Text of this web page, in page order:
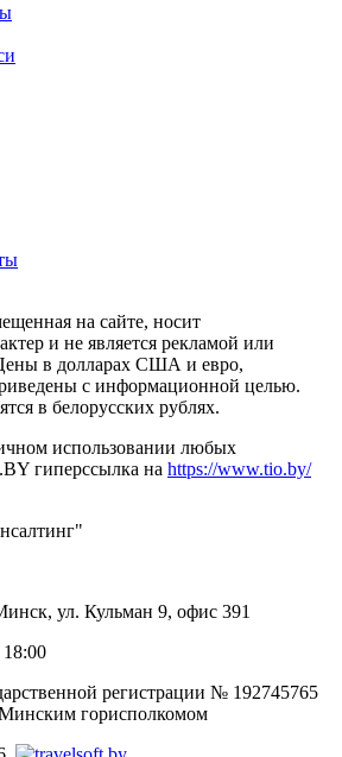
на сайте, носит
и не является рекламой или
в долларах США и евро,
с информационной целью.
в белорусских рублях.
использовании любых
гиперссылка на https://www.tio.by/
ул. Кульман 9, офис 391
регистрации № 192745765
горисполкомом